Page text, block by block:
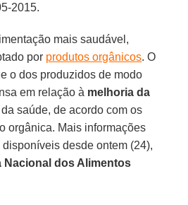
2015.
mais saudável,
por produtos orgânicos. O
o dos produzidos de modo
em relação à melhoria da
saúde, de acordo com os
orgânica. Mais informações
desde ontem (24),
Nacional dos Alimentos